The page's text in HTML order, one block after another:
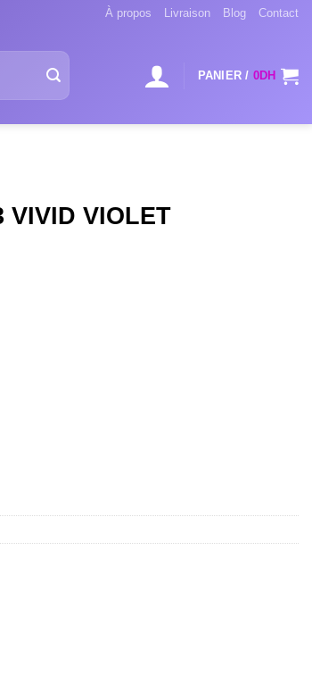
À propos Livraison Blog Contact
PANIER / 0DH
VIVID VIOLET